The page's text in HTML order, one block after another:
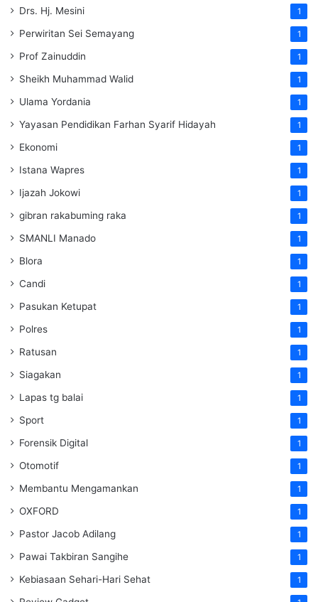
Drs. Hj. Mesini 1
Perwiritan Sei Semayang 1
Prof Zainuddin 1
Sheikh Muhammad Walid 1
Ulama Yordania 1
Yayasan Pendidikan Farhan Syarif Hidayah 1
Ekonomi 1
Istana Wapres 1
Ijazah Jokowi 1
gibran rakabuming raka 1
SMANLI Manado 1
Blora 1
Candi 1
Pasukan Ketupat 1
Polres 1
Ratusan 1
Siagakan 1
Lapas tg balai 1
Sport 1
Forensik Digital 1
Otomotif 1
Membantu Mengamankan 1
OXFORD 1
Pastor Jacob Adilang 1
Pawai Takbiran Sangihe 1
Kebiasaan Sehari-Hari Sehat 1